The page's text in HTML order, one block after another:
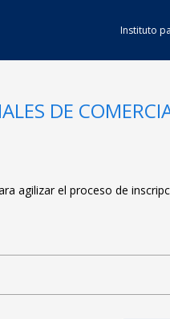
Instituto
DE
agilizar el proceso de